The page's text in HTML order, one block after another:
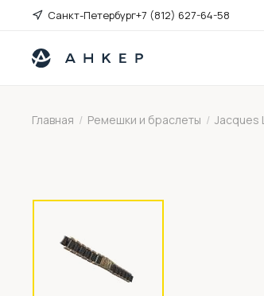
Санкт-Петербург+7 (812) 627-64-58
Главная / Ремешки и браслеты / Jacques